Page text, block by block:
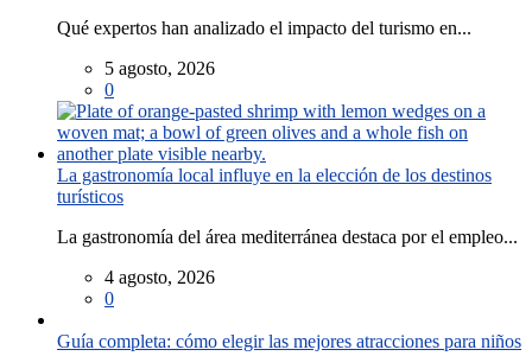
Qué expertos han analizado el impacto del turismo en...
5 agosto, 2026
0
La gastronomía local influye en la elección de los destinos
turísticos
La gastronomía del área mediterránea destaca por el empleo...
4 agosto, 2026
0
Guía completa: cómo elegir las mejores atracciones para niños